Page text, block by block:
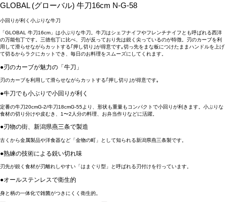
GLOBAL (グローバル) 牛刀16cm N-G-58
小回りが利く小ぶりな牛刀
「GLOBAL 牛刀16cm」は小ぶりな牛刀。牛刀はシェフナイフやフレンチナイフとも呼ばれる西洋
の万能包丁です。三徳包丁に比べ、刃が反っており先は鋭く尖っているのが特徴。刃のカーブを利
用して滑らせながらカットする｢押し切り｣が得意です｡切っ先をまな板につけたままハンドルを上げ
て切るからラクにカットでき、毎日のお料理をスムーズにしてくれます。
●刃のカーブが魅力の「牛刀」
刃のカーブを利用して滑らせながらカットする｢押し切り｣が得意です｡
●牛刀でも小ぶりで小回りが利く
定番の牛刀20cmG-2/牛刀18cmG-55より、形状も重量もコンパクトで小回りが利きます。小ぶりな
食材の切り分けや皮むき、1〜2人分の料理、お弁当作りなどに活躍。
●刃物の街、新潟県燕三条で製造
古くから金属製品や洋食器など「金物の町」として知られる新潟県燕三条製です。
●熟練の技術による鋭い切れ味
刃先が鋭く食材が刃離れしやすい「はまぐり型」と呼ばれる刃付けを行っています。
●オールステンレスで衛生的
身と柄の一体化で雑菌がつきにくく衛生的。